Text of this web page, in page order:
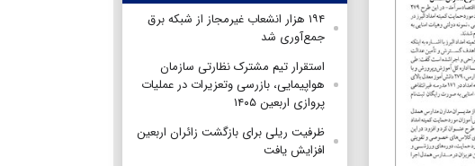
۱۹۴ هزار انشعاب غیرمجاز از شبکه برق
جمع‌آوری شد
استقرار تیم مشترک نظارتی سازمان
هواپیمایی، بازرسی وتعزیرات در عملیات
پروازی اربعین ۱۴۰۵
ظرفیت ریلی برای بازگشت زائران اربعین
افزایش یافت